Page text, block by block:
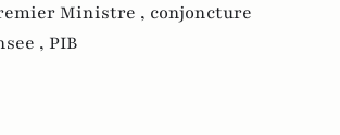
Ministre , conjoncture
, PIB